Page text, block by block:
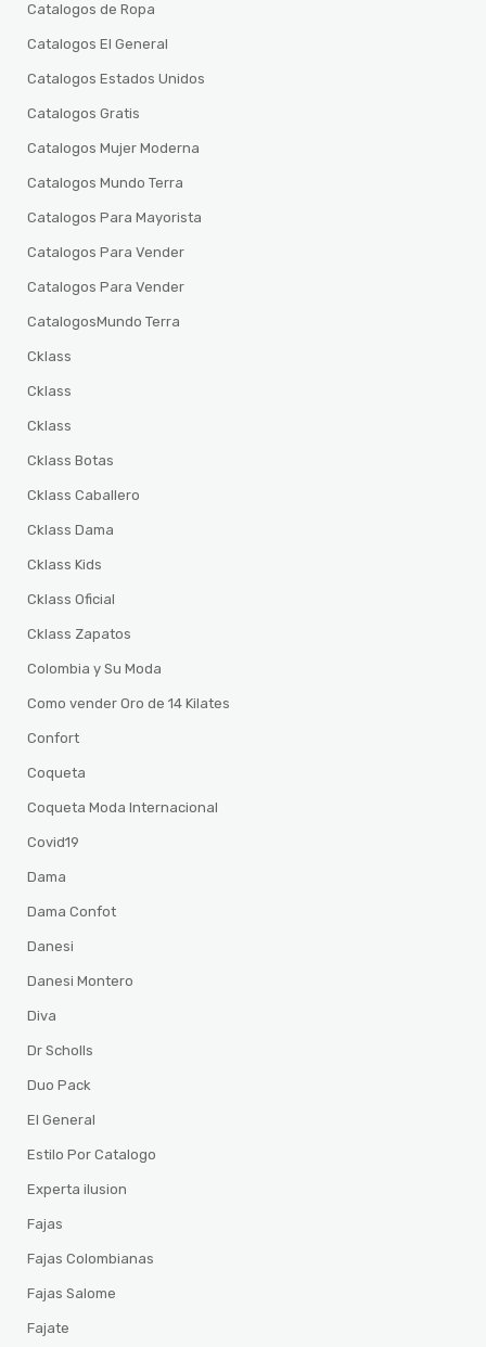
Catalogos de Ropa
Catalogos El General
Catalogos Estados Unidos
Catalogos Gratis
Catalogos Mujer Moderna
Catalogos Mundo Terra
Catalogos Para Mayorista
Catalogos Para Vender
Catalogos Para Vender
CatalogosMundo Terra
Cklass
Cklass
Cklass
Cklass Botas
Cklass Caballero
Cklass Dama
Cklass Kids
Cklass Oficial
Cklass Zapatos
Colombia y Su Moda
Como vender Oro de 14 Kilates
Confort
Coqueta
Coqueta Moda Internacional
Covid19
Dama
Dama Confot
Danesi
Danesi Montero
Diva
Dr Scholls
Duo Pack
El General
Estilo Por Catalogo
Experta ilusion
Fajas
Fajas Colombianas
Fajas Salome
Fajate